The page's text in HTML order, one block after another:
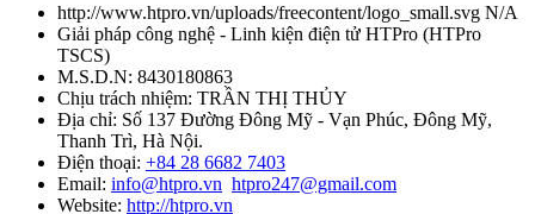
http://www.htpro.vn/uploads/freecontent/logo_small.svg N/A
Giải pháp công nghệ - Linh kiện điện tử HTPro (HTPro
TSCS)
M.S.D.N: 8430180863
Chịu trách nhiệm: TRẦN THỊ THỦY
Địa chỉ: Số 137 Đường Đông Mỹ - Vạn Phúc, Đông Mỹ,
Thanh Trì, Hà Nội.
Điện thoại: +84 28 6682 7403
Email: info@htpro.vn htpro247@gmail.com
Website: http://htpro.vn